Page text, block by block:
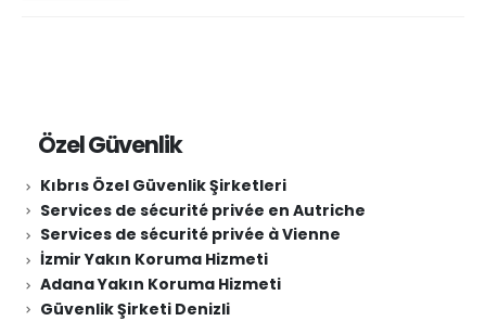
Özel Güvenlik
Kıbrıs Özel Güvenlik Şirketleri
Services de sécurité privée en Autriche
Services de sécurité privée à Vienne
İzmir Yakın Koruma Hizmeti
Adana Yakın Koruma Hizmeti
Güvenlik Şirketi Denizli